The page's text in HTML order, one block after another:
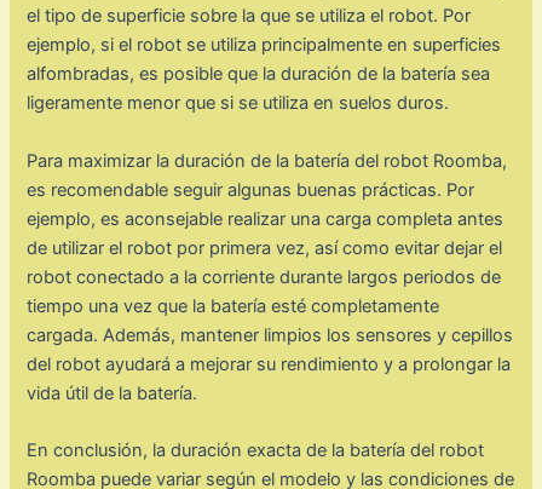
el tipo de superficie sobre la que se utiliza el robot. Por
ejemplo, si el robot se utiliza principalmente en superficies
alfombradas, es posible que la duración de la batería sea
ligeramente menor que si se utiliza en suelos duros.
Para maximizar la duración de la batería del robot Roomba,
es recomendable seguir algunas buenas prácticas. Por
ejemplo, es aconsejable realizar una carga completa antes
de utilizar el robot por primera vez, así como evitar dejar el
robot conectado a la corriente durante largos periodos de
tiempo una vez que la batería esté completamente
cargada. Además, mantener limpios los sensores y cepillos
del robot ayudará a mejorar su rendimiento y a prolongar la
vida útil de la batería.
En conclusión, la duración exacta de la batería del robot
Roomba puede variar según el modelo y las condiciones de